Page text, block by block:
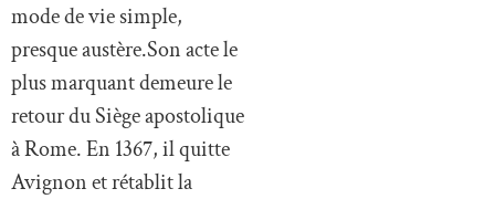
mode de vie simple,
presque austère.Son acte le
plus marquant demeure le
retour du Siège apostolique
à Rome. En 1367, il quitte
Avignon et rétablit la